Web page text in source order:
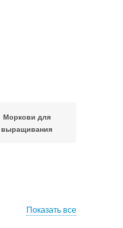
Моркови для
выращивания
Показать все